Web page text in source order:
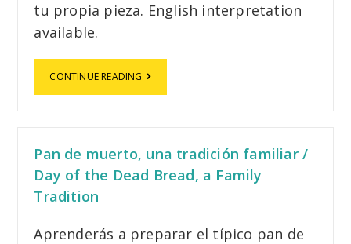
tu propia pieza. English interpretation
available.
CONTINUE READING
Pan de muerto, una tradición familiar /
Day of the Dead Bread, a Family
Tradition
Aprenderás a preparar el típico pan de